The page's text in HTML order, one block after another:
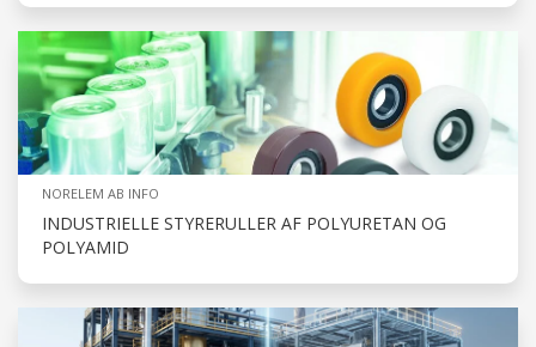
NORELEM AB INFO
INDUSTRIELLE STYRERULLER AF POLYURETAN OG
POLYAMID